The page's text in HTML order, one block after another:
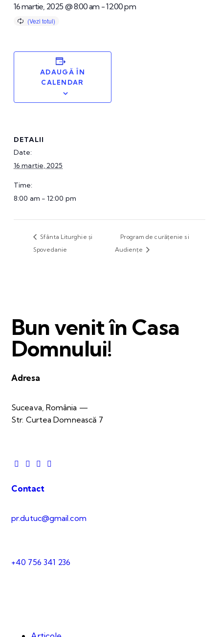
16 martie, 2025 @ 8:00 am -12:00 pm
ADAUGĂ ÎN
CALENDAR
DETALII
Date:
16 martie, 2025
Time:
8:00 am - 12:00 pm
Sfânta Liturghie și
Spovedanie
Program de curățenie si
Audiențe
Bun venit în Casa
Domnului!
Adresa
Suceava, România —
Str. Curtea Domnească 7
Contact
pr.dutuc@gmail.com
+40 756 341 236